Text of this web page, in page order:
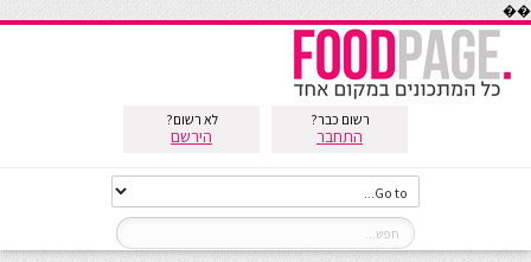
��
רשום כבר?
התחבר
לא רשום?
הירשם